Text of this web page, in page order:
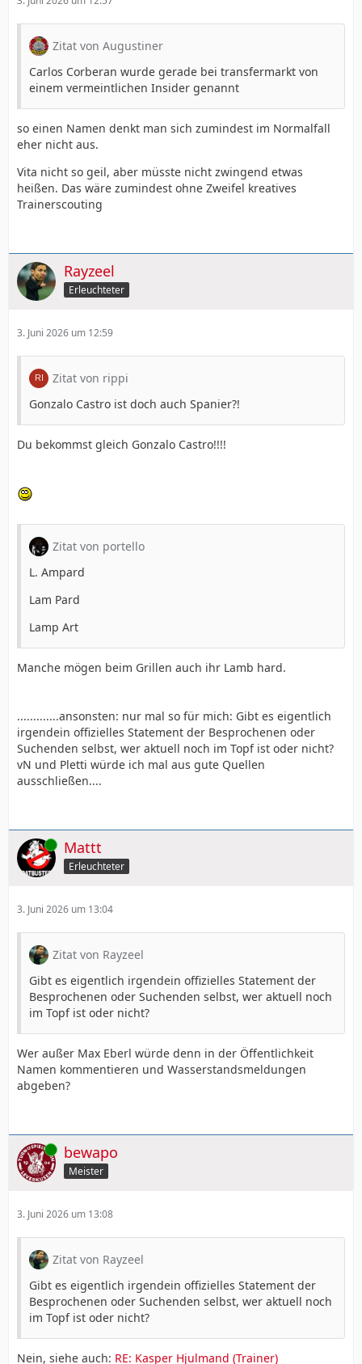
Zitat von Augustiner
Carlos Corberan wurde gerade bei transfermarkt von
einem vermeintlichen Insider genannt
so einen Namen denkt man sich zumindest im Normalfall
eher nicht aus.
Vita nicht so geil, aber müsste nicht zwingend etwas
heißen. Das wäre zumindest ohne Zweifel kreatives
Trainerscouting
Rayzeel
Erleuchteter
3. Juni 2026 um 12:59
Zitat von rippi
Gonzalo Castro ist doch auch Spanier?!
Du bekommst gleich Gonzalo Castro!!!!
Zitat von portello
L. Ampard
Lam Pard
Lamp Art
Manche mögen beim Grillen auch ihr Lamb hard.
.............ansonsten: nur mal so für mich: Gibt es eigentlich
irgendein offizielles Statement der Besprochenen oder
Suchenden selbst, wer aktuell noch im Topf ist oder nicht?
vN und Pletti würde ich mal aus gute Quellen
ausschließen....
Online Mattt
Erleuchteter
3. Juni 2026 um 13:04
Zitat von Rayzeel
Gibt es eigentlich irgendein offizielles Statement der
Besprochenen oder Suchenden selbst, wer aktuell noch
im Topf ist oder nicht?
Wer außer Max Eberl würde denn in der Öffentlichkeit
Namen kommentieren und Wasserstandsmeldungen
abgeben?
Online bewapo
Meister
3. Juni 2026 um 13:08
Zitat von Rayzeel
Gibt es eigentlich irgendein offizielles Statement der
Besprochenen oder Suchenden selbst, wer aktuell noch
im Topf ist oder nicht?
Nein, siehe auch: RE: Kasper Hjulmand (Trainer)